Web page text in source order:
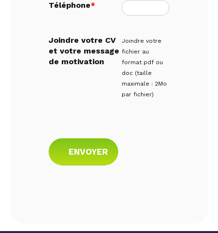
Téléphone*
Joindre votre CV
et votre message
de motivation
Joindre votre
fichier au
format pdf ou
doc (taille
maximale : 2Mo
par fichier)